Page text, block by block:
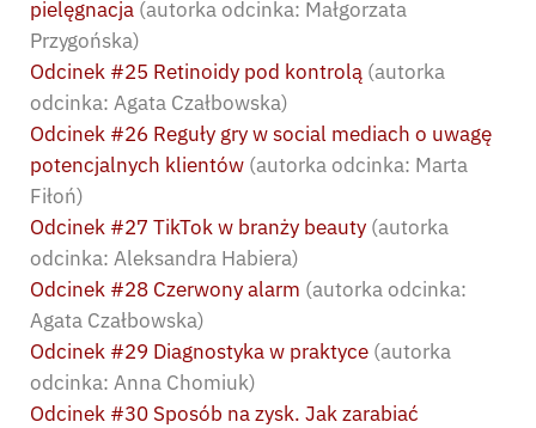
pielęgnacja (autorka odcinka: Małgorzata
Przygońska)
Odcinek #25 Retinoidy pod kontrolą (autorka
odcinka: Agata Czałbowska)
Odcinek #26 Reguły gry w social mediach o uwagę
potencjalnych klientów (autorka odcinka: Marta
Fiłoń)
Odcinek #27 TikTok w branży beauty (autorka
odcinka: Aleksandra Habiera)
Odcinek #28 Czerwony alarm (autorka odcinka:
Agata Czałbowska)
Odcinek #29 Diagnostyka w praktyce (autorka
odcinka: Anna Chomiuk)
Odcinek #30 Sposób na zysk. Jak zarabiać